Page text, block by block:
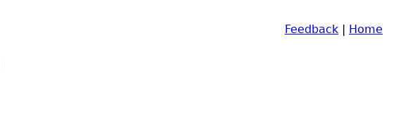
Feedback | Home